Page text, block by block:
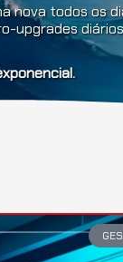
nova todos os
upgrades